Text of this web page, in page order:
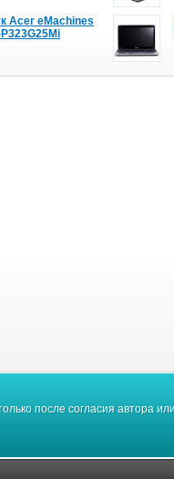
Acer eMachines
после согласия автора